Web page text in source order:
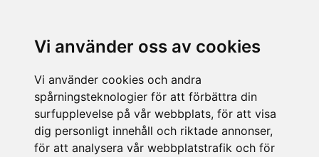
Vi använder oss av cookies
Vi använder cookies och andra
spårningsteknologier för att förbättra din
surfupplevelse på vår webbplats, för att visa
dig personligt innehåll och riktade annonser,
för att analysera vår webbplatstrafik och för